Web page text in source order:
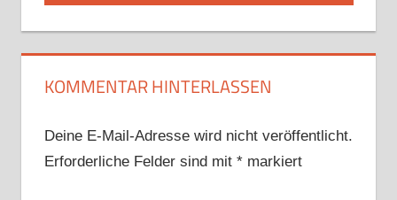
KOMMENTAR HINTERLASSEN
Deine E-Mail-Adresse wird nicht veröffentlicht.
Erforderliche Felder sind mit *markiert